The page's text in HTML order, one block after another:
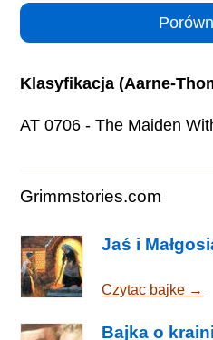
Klasyfikacja (Aarne-
AT 0706 - The Maiden
Grimmstories.com
Jaś i
Czytac bajke →
Bajka o